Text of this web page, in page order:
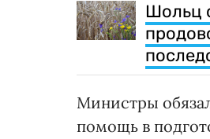
Шольц
Министры
помощь в